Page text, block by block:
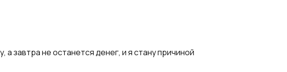
завтра не останется денег, и я стану причиной